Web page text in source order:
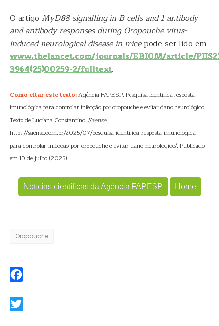
O artigo MyD88 signalling in B cells and 1 antibody
and antibody responses during Oropouche virus-
induced neurological disease in micepode ser lido em
www.thelancet.com/journals/EBIOM/article/
3964(25)00259-2/fulltext.
Como citar este texto:Agência FAPESP. Pesquisa identifica resposta
imunológica para controlar infecção por oropouche e evitar dano neurológico.
Texto de Luciana Constantino. Saense.
https://saense.com.br/2025/07/pesquisa-identifica-resposta-imunologica-
para-controlar-infeccao-por-oropouche-e-evitar-dano-neurologico/. Publicado
em 10 de julho (2025).
Notícias científicas da Agência FAPESP Home
Oropouche